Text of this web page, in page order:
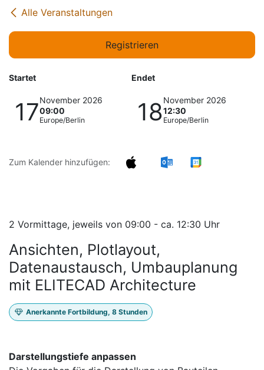
Alle Veranstaltungen
Registrieren
Startet
17November 2026
09:00
Europe/Berlin
Endet
18November 2026
12:30
Europe/Berlin
Zum Kalender hinzufügen:
2 Vormittage, jeweils von 09:00 - ca. 12:30 Uhr
Ansichten, Plotlayout,
Datenaustausch, Umbauplanung
mit ELITECAD Architecture
Anerkannte Fortbildung, 8 Stunden
Darstellungstiefe anpassen